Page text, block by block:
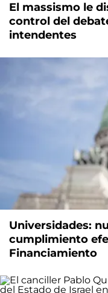
El massismo le
control del
intendentes
Universidades:
cumplimiento
Financiamiento